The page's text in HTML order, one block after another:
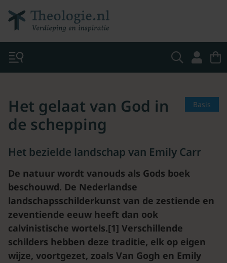
Basis
Het gelaat van God in
de schepping
Het bezielde landschap van Emily Carr
De natuur wordt vanouds als Gods boek
beschouwd. De Nederlandse
landschapsschilderkunst van de zestiende en
zeventiende eeuw heeft dan ook
calvinistische wortels.[1] Verschillende
schilders hebben deze traditie, elk op eigen
wijze, voortgezet, zoals Van Gogh en Emily